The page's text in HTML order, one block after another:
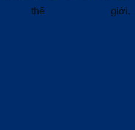
giới.